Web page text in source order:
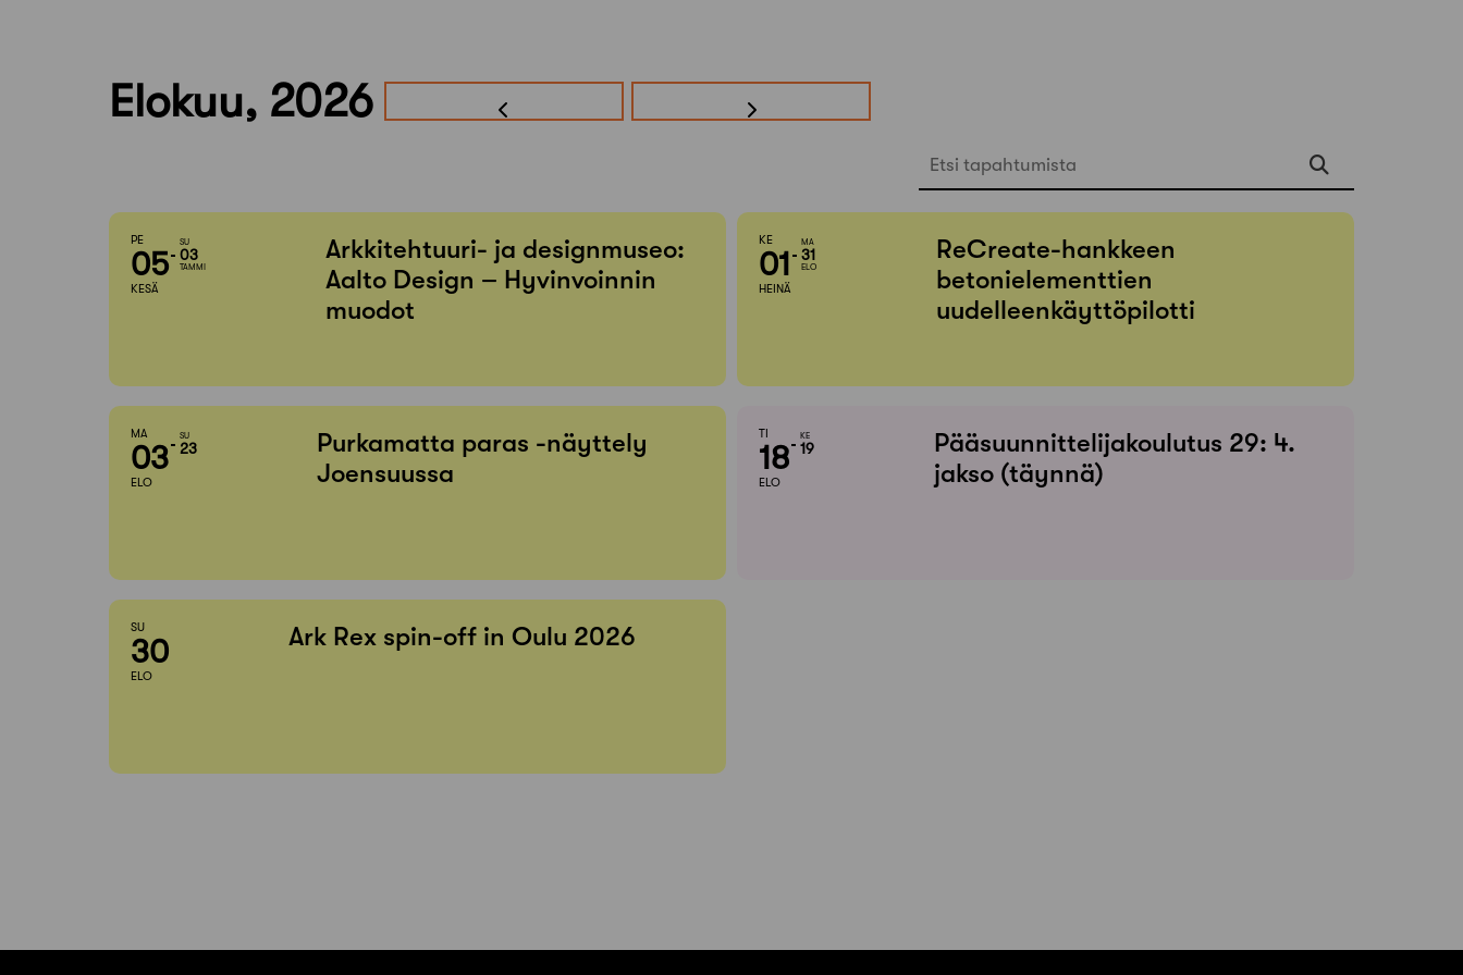
Elokuu, 2026
Etsi tapahtumista
PE
05
KESÄ
SU
03
TAMMI
Arkkitehtuuri- ja designmuseo:
Aalto Design – Hyvinvoinnin
muodot
KE
01
HEINÄ
MA
31
ELO
ReCreate-hankkeen
betonielementtien
uudelleenkäyttöpilotti
MA
03
ELO
SU
23
Purkamatta paras -näyttely
Joensuussa
TI
18
ELO
KE
19
Pääsuunnittelijakoulutus 29: 4.
jakso (täynnä)
SU
30
ELO
Ark Rex spin-off in Oulu 2026